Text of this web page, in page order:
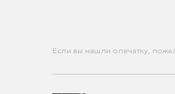
Если вы нашли опечатку,